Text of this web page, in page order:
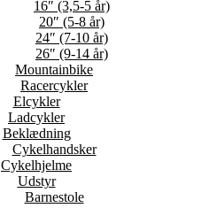
16″ (3,5-5 år)
20″ (5-8 år)
24″ (7-10 år)
26″ (9-14 år)
Mountainbike
Racercykler
Elcykler
Ladcykler
Beklædning
Cykelhandsker
Cykelhjelme
Udstyr
Barnestole